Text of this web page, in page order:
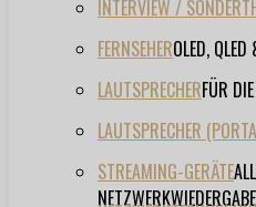
INTERVIEW /
FERNSEHEROLED,
LAUTSPRECHERFÜR
LAUTSPRECHER
STREAMING-GERÄTE
NETZWERKWIEDERGABE